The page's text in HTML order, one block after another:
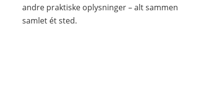
andre praktiske oplysninger – alt sammen
samlet ét sted.